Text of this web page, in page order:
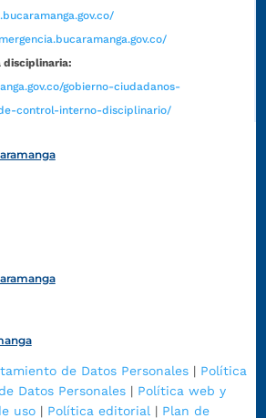
disciplinaria:
gobierno-ciudadanos-
control-interno-disciplinario/
de Datos Personales| Política
Datos Personales | Política web y
uso | Política editorial | Plan de